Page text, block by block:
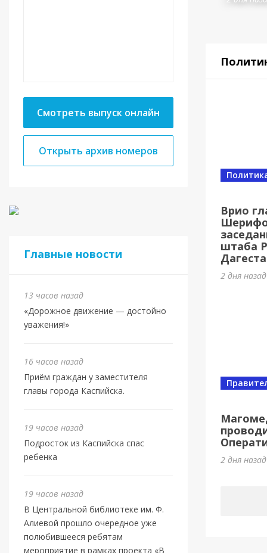
Смотреть выпуск онлайн
Открыть архив номеров
Главные новости
13 часов назад
«Дорожное движение — достойно
уважения!»
16 часов назад
Приём граждан у заместителя
главы города Каспийска.
19 часов назад
Подросток из Каспийска спас
ребенка
19 часов назад
В Центральной библиотеке им. Ф.
Алиевой прошло очередное уже
полюбившееся ребятам
мероприятие в рамках проекта «В
Власть
МБУ
3 дня
Врио
штаба
2 дня
2 дня